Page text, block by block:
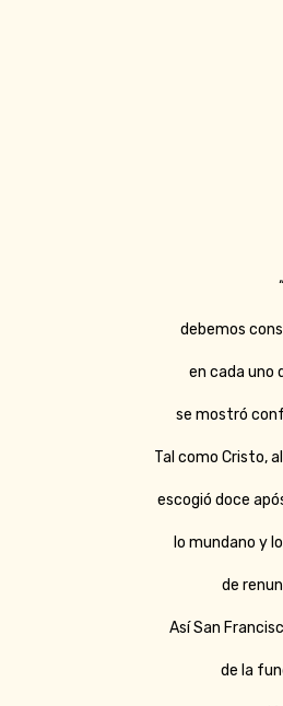
debemos
en cada uno
se mostró
Tal como Cristo,
escogió doce
lo mundano y
de
Así San
de la